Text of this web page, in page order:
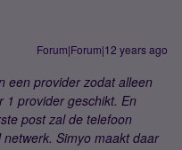
Forum|Forum|12 years ago
een provider zodat alleen
1 provider geschikt. En
post zal de telefoon
Simyo maakt daar